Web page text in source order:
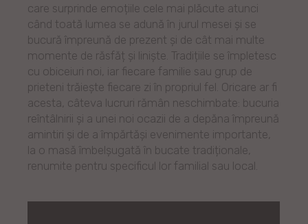
care surprinde emoțiile cele mai plăcute atunci
când toată lumea se adună în jurul mesei și se
bucură împreună de prezent și de cât mai multe
momente de răsfăț și liniște. Tradițiile se împletesc
cu obiceiuri noi, iar fiecare familie sau grup de
prieteni trăiește fiecare zi în propriul fel. Oricare ar fi
acesta, câteva lucruri rămân neschimbate: bucuria
reîntâlnirii și a unei noi ocazii de a depăna împreună
amintiri și de a împărtăși evenimente importante,
la o masă îmbelșugată în bucate tradiționale,
renumite pentru specificul lor familial sau local.